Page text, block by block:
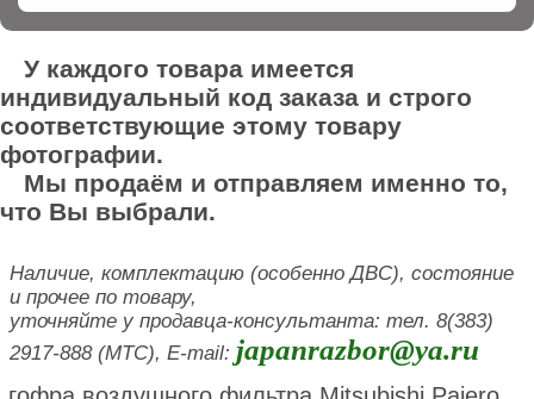
У каждого товара имеется
индивидуальный код заказа и строго
соответствующие этому товару
фотографии.
Мы продаём и отправляем именно то,
что Вы выбрали.
Наличие, комплектацию (особенно ДВС), состояние
и прочее по товару,
уточняйте у продавца-консультанта: тел. 8(383)
2917-888 (МТС), E-mail: japanrazbor@ya.ru